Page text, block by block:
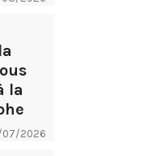
la
2026